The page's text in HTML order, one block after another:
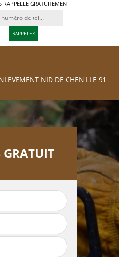
RAPPELLE GRATUITEMENT
NID DE CHENILLE 91
Traitement et
Enlevement nid
chenille 91
GRATUIT